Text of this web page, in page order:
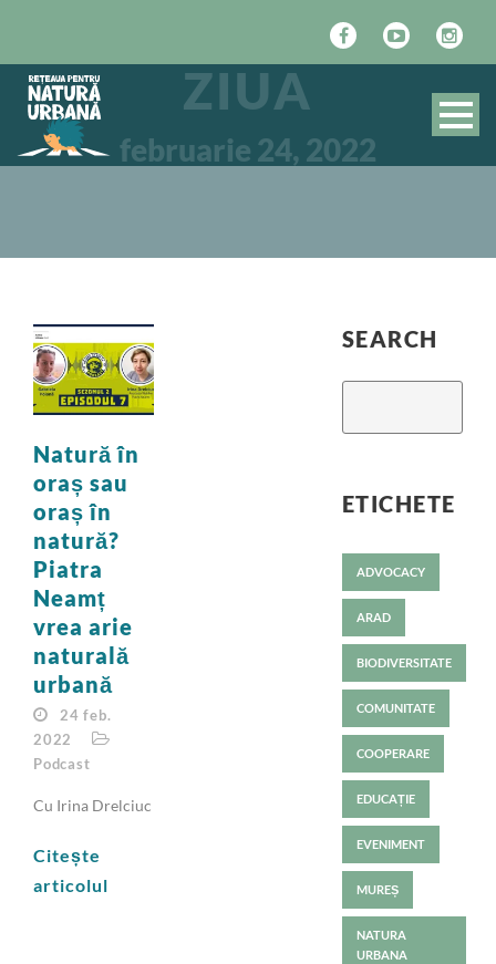
ZIUA
februarie 24, 2022
Natură în
oraș sau
oraș în
natură?
Piatra
Neamț
vrea arie
naturală
urbană
24 feb.
2022
Podcast
Cu Irina Drelciuc
Citește
articolul
SEARCH
ETICHETE
ADVOCACY
ARAD
BIODIVERSITATE
COMUNITATE
COOPERARE
EDUCAȚIE
EVENIMENT
MUREȘ
NATURA
URBANA